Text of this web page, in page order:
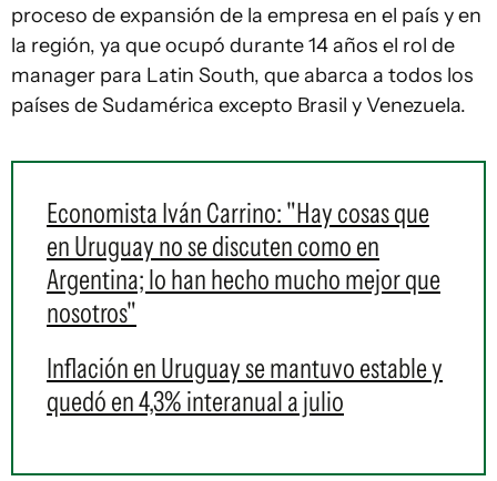
proceso de expansión de la empresa en el país y en
la región, ya que ocupó durante 14 años el rol de
manager para Latin South, que abarca a todos los
países de Sudamérica excepto Brasil y Venezuela.
Economista Iván Carrino: "Hay cosas que
en Uruguay no se discuten como en
Argentina; lo han hecho mucho mejor que
nosotros"
Inflación en Uruguay se mantuvo estable y
quedó en 4,3% interanual a julio